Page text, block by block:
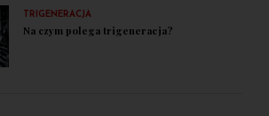
TRIGENERACJA
Na czym polega trigeneracja?